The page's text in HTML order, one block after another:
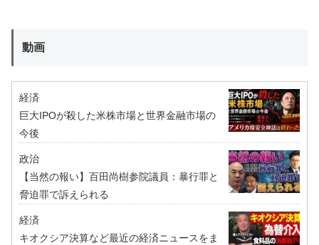
動画
経済
巨大IPOが殺した米株市場と世界金融市場の
今後
政治
【当然の報い】百田尚樹参院議員：暴行罪と
脅迫罪で訴えられる
経済
キオクシア決算など最近の経済ニュースをま